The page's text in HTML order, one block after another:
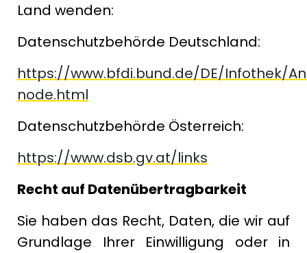
Land wenden:
Datenschutzbehörde Deutschland:
https://www.bfdi.bund.de/DE/Infothek/
node.html
Datenschutzbehörde Österreich:
https://www.dsb.gv.at/links
Recht auf Datenübertragbarkeit
Sie haben das Recht, Daten, die wir auf
Grundlage Ihrer Einwilligung oder in